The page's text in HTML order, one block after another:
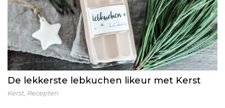
De lekkerste lebkuchen likeur met Kerst
Kerst, Recepten